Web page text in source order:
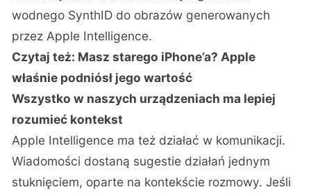
wodnego SynthID do obrazów generowanych
przez Apple Intelligence.
Czytaj też: Masz starego iPhone’a? Apple
właśnie podniósł jego wartość
Wszystko w naszych urządzeniach ma lepiej
rozumieć kontekst
Apple Intelligence ma też działać w komunikacji.
Wiadomości dostaną sugestie działań jednym
stuknięciem, oparte na kontekście rozmowy. Jeśli